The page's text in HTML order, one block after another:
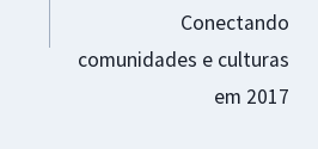
Conectando
comunidades e culturas
em 2017